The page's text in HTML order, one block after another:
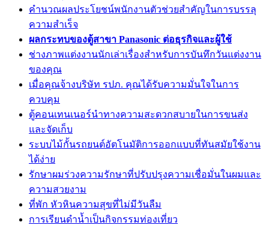
คำนวณผลประโยชน์พนักงานตัวช่วยสำคัญในการบรรลุ
ความสำเร็จ
ผลกระทบของตู้สาขา Panasonic ต่อธุรกิจและผู้ใช้
ช่างภาพแต่งงานนักเล่าเรื่องสำหรับการบันทึกวันแต่งงาน
ของคุณ
เมื่อคุณจ้างบริษัท รปภ. คุณได้รับความมั่นใจในการ
ควบคุม
ตู้คอนเทนเนอร์นำทางความสะดวกสบายในการขนส่ง
และจัดเก็บ
ระบบไม้กั้นรถยนต์อัตโนมัติการออกแบบที่ทันสมัยใช้งาน
ได้ง่าย
รักษาผมร่วงความรักษาที่ปรับปรุงความเชื่อมั่นในผมและ
ความสวยงาม
ที่พัก หัวหินความสุขที่ไม่มีวันลืม
การเรียนดำน้ำเป็นกิจกรรมท่องเที่ยว